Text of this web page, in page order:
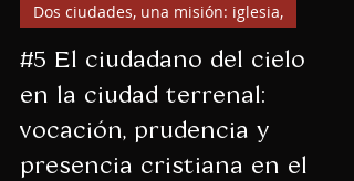
#5 El ciudadano del cielo
en la ciudad terrenal:
vocación, prudencia y
presencia cristiana en el
Dos ciudades, una misión: iglesia,